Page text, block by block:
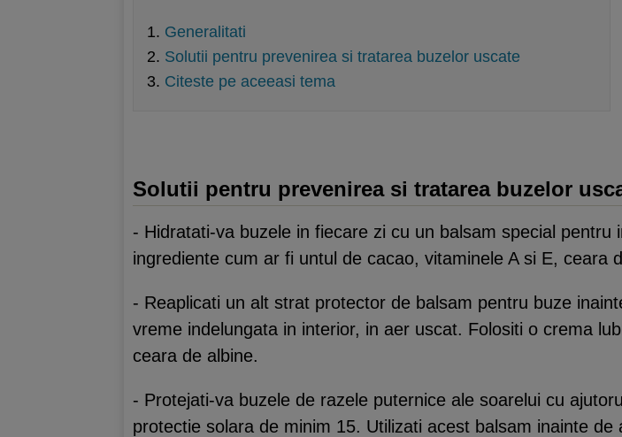
Generalitati
Solutii pentru prevenirea si tratarea buzelor uscate
Citeste pe aceeasi tema
Solutii pentru prevenirea si tratarea buzelor
- Hidratati-va buzele in fiecare zi cu un balsam special
ingrediente cum ar fi untul de cacao, vitaminele A si E, ceara
- Reaplicati un alt strat protector de balsam pentru buze
vreme indelungata in interior, in aer uscat. Folositi o crema
ceara de albine.
- Protejati-va buzele de razele puternice ale soarelui cu
protectie solara de minim 15. Utilizati acest balsam inainte de